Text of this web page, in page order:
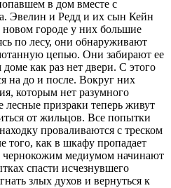
в дом вместе с
Эвелин и Редд и их сын Кейн
городе у них большие
по лесу, они обнаруживают
цепью. Они забирают ее
как раз нет двери. С этого
на до и после. Вокруг них
которым нет разумного
лесные призраки теперь живут
от жильцов. Все попытки
проваливаются с треском
того, как в шкафу пропадает
чернокожим медиумом начинают
спасти исчезнувшего
злых духов и вернуться к